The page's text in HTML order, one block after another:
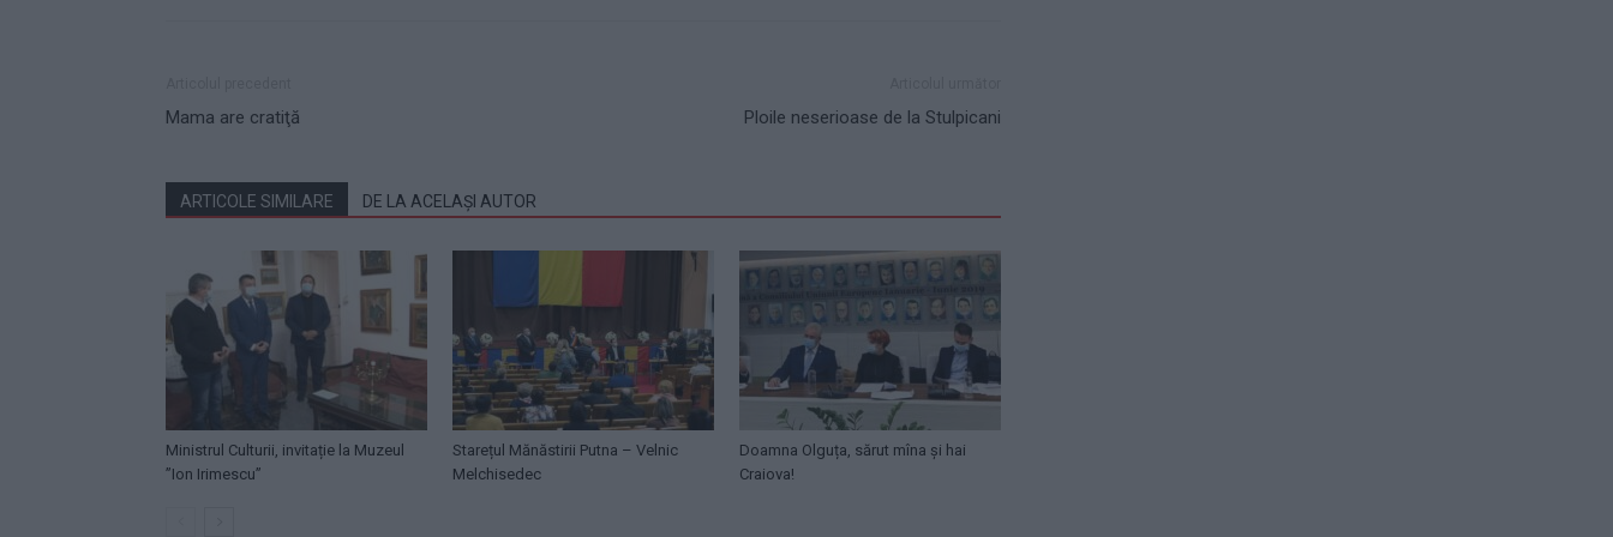
Mama are cratiţă Ploile neserioase de la Stulpicani
ARTICOLE SIMILARE DE LA ACELAȘI AUTOR
Ministrul Culturii, invitație la Muzeul
”Ion Irimescu”
Starețul Mănăstirii Putna – Velnic
Melchisedec
Doamna Olguța, sărut mîna și hai
Craiova!